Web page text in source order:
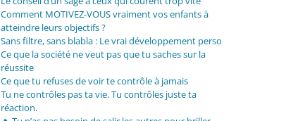
Comment MOTIVEZ-VOUS vraiment vos enfants à
atteindre leurs objectifs ?
Sans filtre, sans blabla : Le vrai développement perso
Ce que la société ne veut pas que tu saches sur la
réussite
Ce que tu refuses de voir te contrôle à jamais
Tu ne contrôles pas ta vie. Tu contrôles juste ta
réaction.